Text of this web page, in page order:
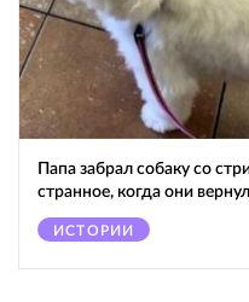
Папа забрал собаку со
странное, когда они
ИСТОРИИ